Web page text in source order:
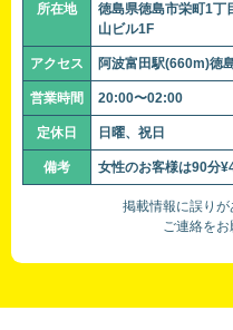
所在地
徳島県徳島市栄町1丁
山ビル1F
アクセス 阿波富田駅(660m)徳
営業時間 20:00〜02:00
定休日 日曜、祝日
備考 女性のお客様は90分
掲載情報に誤り
ご連絡をお